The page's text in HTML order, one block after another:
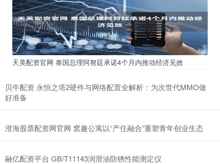
天美配资官网 泰国总理阿努廷承诺4个月内推动经济见效
贝牛配资 永恒之塔2硬件与网络配置全解析：为次世代MMO做
好准备
澄海股票配资网官网 窝趣公寓以“产住融合”重塑青年创业生态
融亿配资平台 GB/T11143润滑油防锈性能测定仪